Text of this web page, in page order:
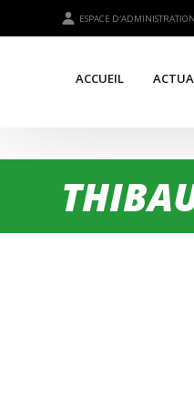
ESPACE D'ADMINISTRATION
ACCUEIL